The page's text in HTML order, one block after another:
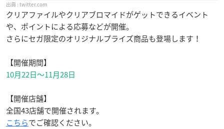
twitter.com
クリアファイルやクリアブロマイドがゲットできるイベント
や、ポイントによる応募などが開催。
さらにセガ限定のオリジナルプライズ商品も登場します！
【開催期間】
10月22日〜11月28日
【開催店舗】
全国43店舗で開催されます。
こちらでご確認ください。